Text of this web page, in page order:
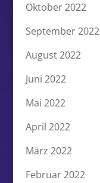
Oktober 2022
September 2022
August 2022
Juni 2022
Mai 2022
April 2022
März 2022
Februar 2022